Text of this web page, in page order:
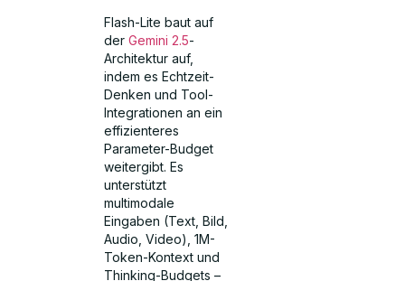
Flash-Lite baut auf
derGemini 2.5-
Architektur auf,
indem es Echtzeit-
Denken und Tool-
Integrationen an ein
effizienteres
Parameter-Budget
weitergibt. Es
unterstützt
multimodale
Eingaben (Text, Bild,
Audio, Video), 1M-
Token-Kontext und
Thinking-Budgets –